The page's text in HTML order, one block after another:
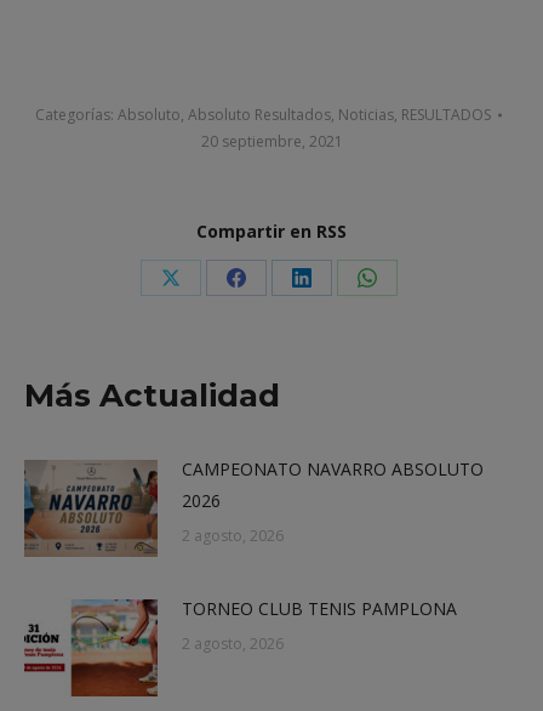
Categorías: Absoluto, Absoluto Resultados, Noticias, RESULTADOS
20 septiembre, 2021
Compartir en RSS
Share Share Share Share
Más Actualidad
CAMPEONATO NAVARRO ABSOLUTO
2026
2 agosto, 2026
TORNEO CLUB TENIS PAMPLONA
2 agosto, 2026